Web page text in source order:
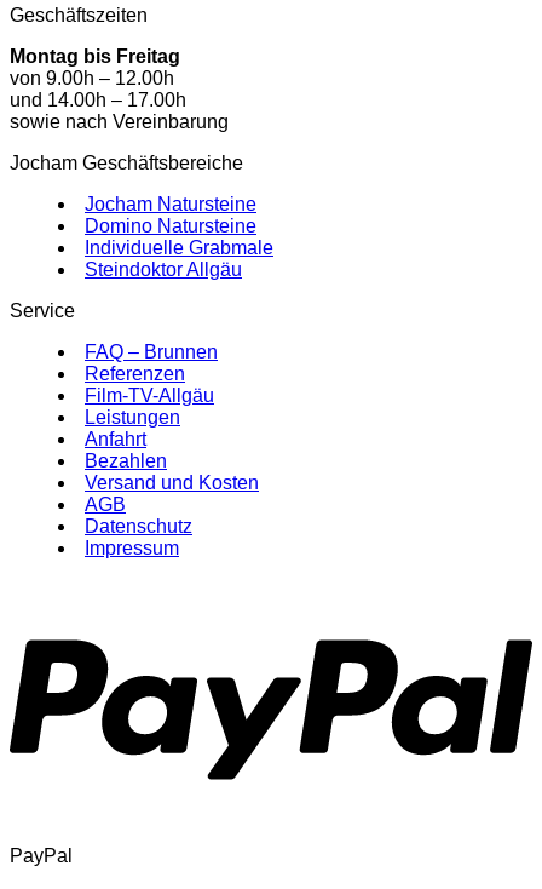
Geschäftszeiten
Montag bis Freitag
von 9.00h – 12.00h
und 14.00h – 17.00h
sowie nach Vereinbarung
Jocham Geschäftsbereiche
Jocham Natursteine
Domino Natursteine
Individuelle Grabmale
Steindoktor Allgäu
Service
FAQ – Brunnen
Referenzen
Film-TV-Allgäu
Leistungen
Anfahrt
Bezahlen
Versand und Kosten
AGB
Datenschutz
Impressum
PayPal